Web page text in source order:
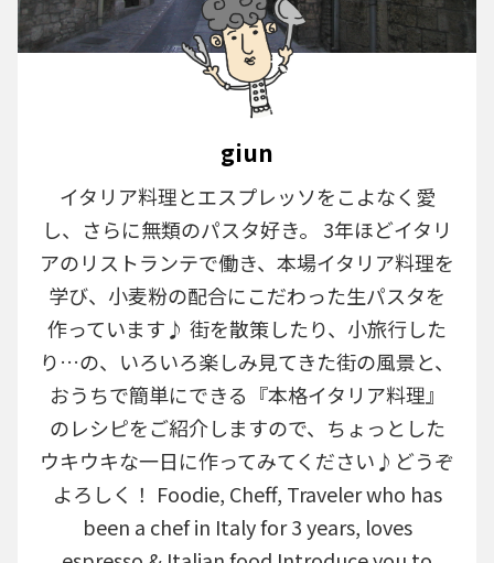
giun
イタリア料理とエスプレッソをこよなく愛
し、さらに無類のパスタ好き。 3年ほどイタリ
アのリストランテで働き、本場イタリア料理を
学び、小麦粉の配合にこだわった生パスタを
作っています♪ 街を散策したり、小旅行した
り…の、いろいろ楽しみ見てきた街の風景と、
おうちで簡単にできる『本格イタリア料理』
のレシピをご紹介しますので、ちょっとした
ウキウキな一日に作ってみてください♪どうぞ
よろしく！ Foodie, Cheff, Traveler who has
been a chef in Italy for 3 years, loves